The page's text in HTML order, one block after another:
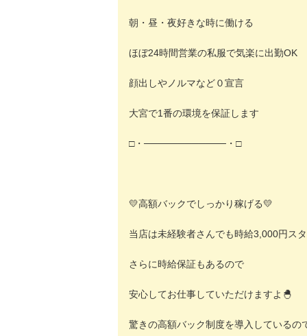
朝・昼・夜好きな時に働ける
ほぼ24時間営業の私服で気楽に出勤OK
顔出しやノルマなど０宣言
大宮で1番の環境を保証します
□・────────────・□
💛高額バックでしっかり稼げる💛
当店は未経験者さんでも時給3,000円ス
さらに時給保証もあるので
安心してお仕事していただけますよ🐣
驚きの高額バック制度を導入しているの